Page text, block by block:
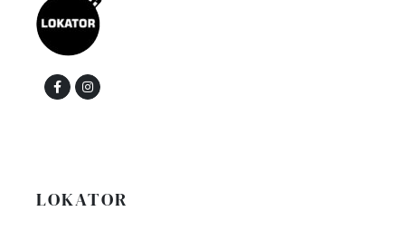
LOKATOR